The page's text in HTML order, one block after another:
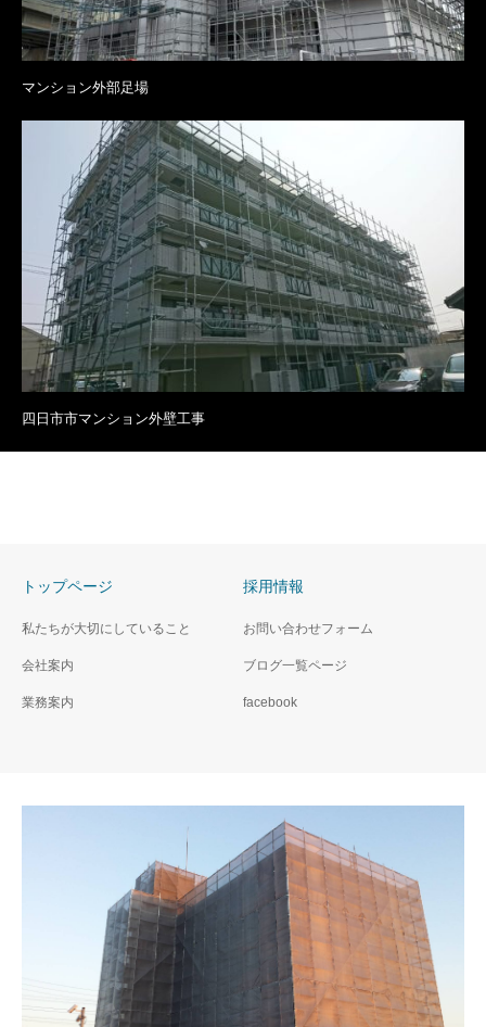
マンション外部足場
四日市市マンション外壁工事
トップページ
私たちが大切にしていること
会社案内
業務案内
採用情報
お問い合わせフォーム
ブログ一覧ページ
facebook